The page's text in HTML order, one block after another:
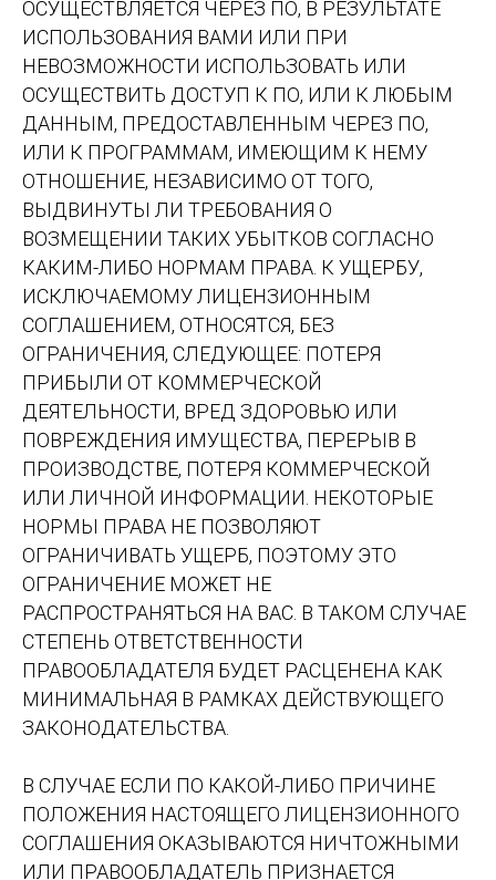
ОСУЩЕСТВЛЯЕТСЯ ЧЕРЕЗ ПО, В РЕЗУЛЬТАТЕ
ИСПОЛЬЗОВАНИЯ ВАМИ ИЛИ ПРИ
НЕВОЗМОЖНОСТИ ИСПОЛЬЗОВАТЬ ИЛИ
ОСУЩЕСТВИТЬ ДОСТУП К ПО, ИЛИ К ЛЮБЫМ
ДАННЫМ, ПРЕДОСТАВЛЕННЫМ ЧЕРЕЗ ПО,
ИЛИ К ПРОГРАММАМ, ИМЕЮЩИМ К НЕМУ
ОТНОШЕНИЕ, НЕЗАВИСИМО ОТ ТОГО,
ВЫДВИНУТЫ ЛИ ТРЕБОВАНИЯ О
ВОЗМЕЩЕНИИ ТАКИХ УБЫТКОВ СОГЛАСНО
КАКИМ-ЛИБО НОРМАМ ПРАВА. К УЩЕРБУ,
ИСКЛЮЧАЕМОМУ ЛИЦЕНЗИОННЫМ
СОГЛАШЕНИЕМ, ОТНОСЯТСЯ, БЕЗ
ОГРАНИЧЕНИЯ, СЛЕДУЮЩЕЕ: ПОТЕРЯ
ПРИБЫЛИ ОТ КОММЕРЧЕСКОЙ
ДЕЯТЕЛЬНОСТИ, ВРЕД ЗДОРОВЬЮ ИЛИ
ПОВРЕЖДЕНИЯ ИМУЩЕСТВА, ПЕРЕРЫВ В
ПРОИЗВОДСТВЕ, ПОТЕРЯ КОММЕРЧЕСКОЙ
ИЛИ ЛИЧНОЙ ИНФОРМАЦИИ. НЕКОТОРЫЕ
НОРМЫ ПРАВА НЕ ПОЗВОЛЯЮТ
ОГРАНИЧИВАТЬ УЩЕРБ, ПОЭТОМУ ЭТО
ОГРАНИЧЕНИЕ МОЖЕТ НЕ
РАСПРОСТРАНЯТЬСЯ НА ВАС. В ТАКОМ СЛУЧАЕ
СТЕПЕНЬ ОТВЕТСТВЕННОСТИ
ПРАВООБЛАДАТЕЛЯ БУДЕТ РАСЦЕНЕНА КАК
МИНИМАЛЬНАЯ В РАМКАХ ДЕЙСТВУЮЩЕГО
ЗАКОНОДАТЕЛЬСТВА.
В СЛУЧАЕ ЕСЛИ ПО КАКОЙ-ЛИБО ПРИЧИНЕ
ПОЛОЖЕНИЯ НАСТОЯЩЕГО ЛИЦЕНЗИОННОГО
СОГЛАШЕНИЯ ОКАЗЫВАЮТСЯ НИЧТОЖНЫМИ
ИЛИ ПРАВООБЛАДАТЕЛЬ ПРИЗНАЕТСЯ